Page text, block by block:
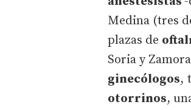
Medina (tres
plazas de
Soria y
ginecólogos,
otorrinos,